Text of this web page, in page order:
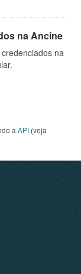
na Ancine
na
a API (veja